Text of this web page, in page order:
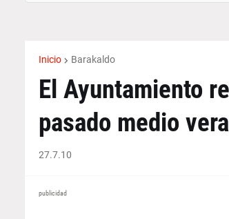
Inicio Barakaldo
El Ayuntamiento
pasado medio
27.7.10
publicidad